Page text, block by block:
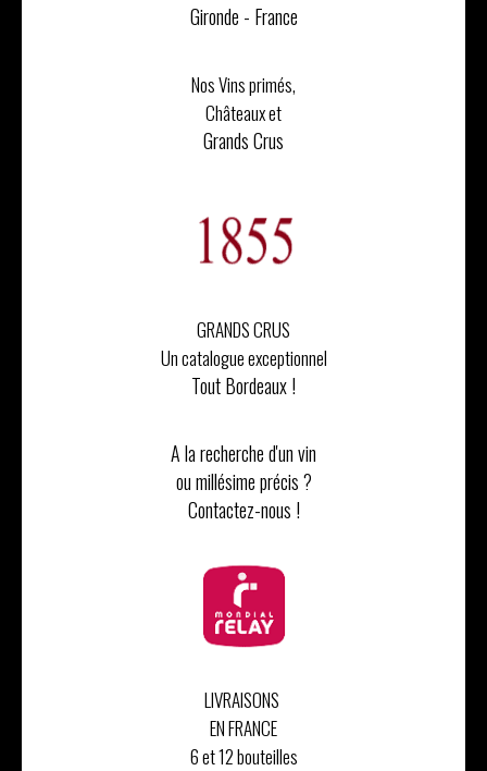
Gironde - France
Nos Vins primés,
Châteaux et
Grands Crus
GRANDS CRUS
Un catalogue exceptionnel
Tout Bordeaux !
A la recherche d'un vin
ou millésime précis ?
Contactez-nous !
LIVRAISONS
EN FRANCE
6 et 12 bouteilles